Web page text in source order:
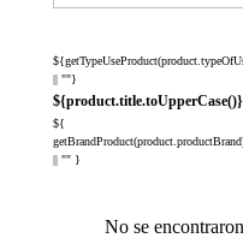
|| ""}
${product.title.toUpperCase()}
${
|| "" }
No se